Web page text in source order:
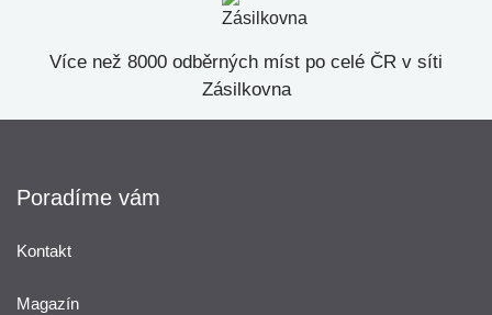
Více než 8000 odběrných míst po celé ČR v síti
Zásilkovna
Poradíme vám
Kontakt
Magazín